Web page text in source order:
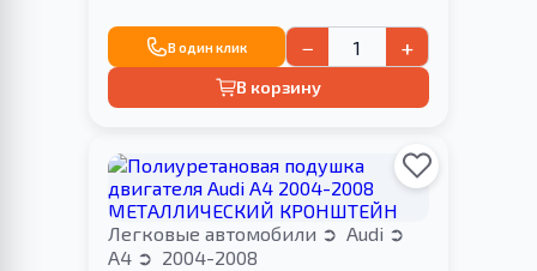
В один клик − +
В корзину
Легковые автомобили
Audi
A4
2004-2008